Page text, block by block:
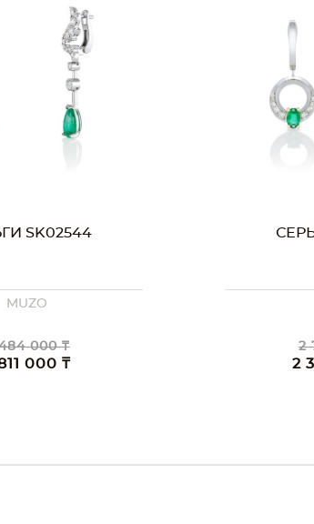
SK02544
MUZO
000 ₸
000 ₸
2
2